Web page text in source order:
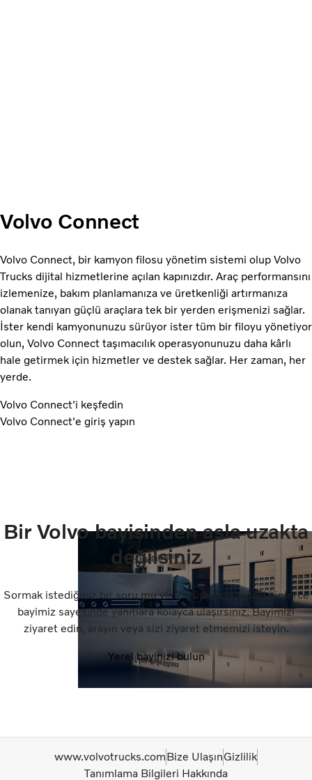
Volvo Connect
Volvo Connect, bir kamyon filosu yönetim sistemi olup Volvo
Trucks dijital hizmetlerine açılan kapınızdır. Araç performansını
izlemenize, bakım planlamanıza ve üretkenliği artırmanıza
olanak tanıyan güçlü araçlara tek bir yerden erişmenizi sağlar.
İster kendi kamyonunuzu sürüyor ister tüm bir filoyu yönetiyor
olun, Volvo Connect taşımacılık operasyonunuzu daha kârlı
hale getirmek için hizmetler ve destek sağlar. Her zaman, her
yerde.
Volvo Connect'i keşfedin
Volvo Connect'e giriş yapın
Bir Volvo bayisinden asla uzakta
değilsiniz
Sormak istediğiniz bir soru mu var? Dünya çapındaki binlerce
bayimiz sayesinde yanıtlara kolayca ulaşırsınız. Bayimizi
ziyaret edin, arayın veya sizi ziyaret etmemizi isteyin.
Yerel bayinizi bulun
www.volvotrucks.comBize UlaşınGizlilik
Tanımlama Bilgileri Hakkında